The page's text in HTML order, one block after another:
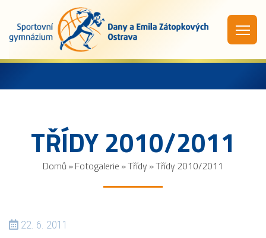
TŘÍDY 2010/2011
Domů »Fotogalerie »Třídy »Třídy 2010/2011
22. 6. 2011